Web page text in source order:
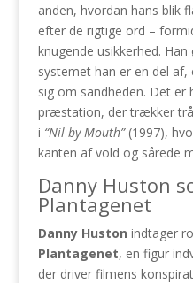
anden, hvordan hans blik
efter de rigtige ord –
knugende usikkerhed.
systemet han er en del af,
sig om sandheden. Det er
præstation, der trækker
i “Nil by Mouth”(1997),
kanten af vold og sårede
Danny Huston
Plantagenet
Danny Huston indtager
Plantagenet, en figur
der driver filmens